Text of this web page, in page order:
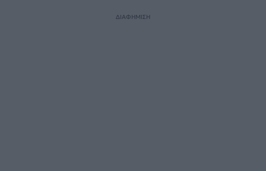
ΔΙΑΦΗΜΙΣΗ